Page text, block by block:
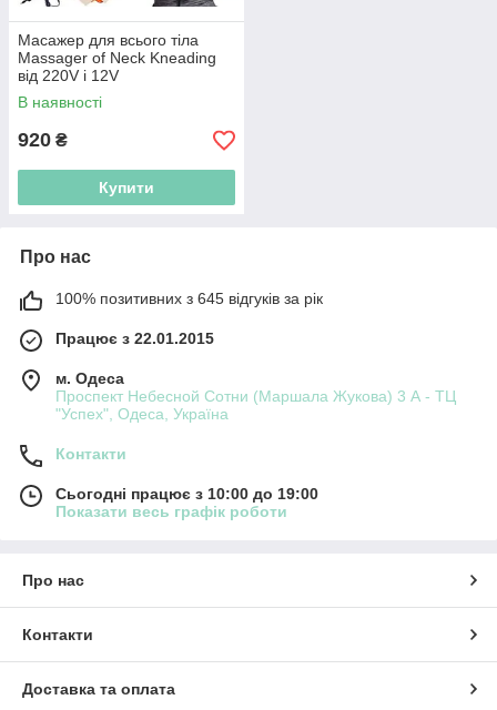
Масажер для всього тіла
Massager of Neck Kneading
від 220V і 12V
В наявності
920 ₴
Купити
Про нас
100% позитивних з 645 відгуків за рік
Працює з 22.01.2015
м. Одеса
Проспект Небесной Сотни (Маршала Жукова) 3 А - ТЦ
"Успех", Одеса, Україна
Контакти
Сьогодні працює з 10:00 до 19:00
Показати весь графік роботи
Про нас
Контакти
Доставка та оплата